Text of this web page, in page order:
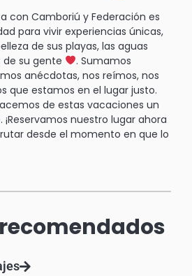
con Camboriú y Federación es
para vivir experiencias únicas,
de sus playas, las aguas
de su gente
. Sumamos
anécdotas, nos reímos, nos
que estamos en el lugar justo.
de estas vacaciones un
nuestro lugar ahora
desde el momento en que lo